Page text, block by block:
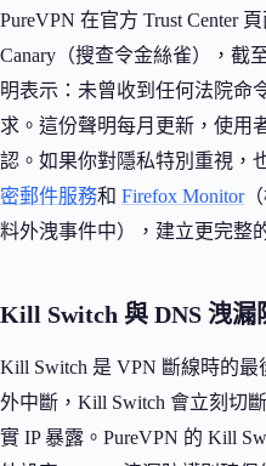
PureVPN 在官方 Trust Center
Canary（搜查令金絲雀），截
明表示：未曾收到任何法院命
求。這份聲明每月更新，使用
認。如果你對隱私特別重視，
密郵件服務和 Firefox Monitor
料外洩事件中），建立更完整
Kill Switch 與 DNS 洩漏
Kill Switch 是 VPN 斷線時的
外中斷，Kill Switch 會立刻切
實 IP 暴露。PureVPN 的 Kill